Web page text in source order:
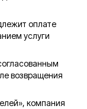
оплате
услуги
возвращения
компания